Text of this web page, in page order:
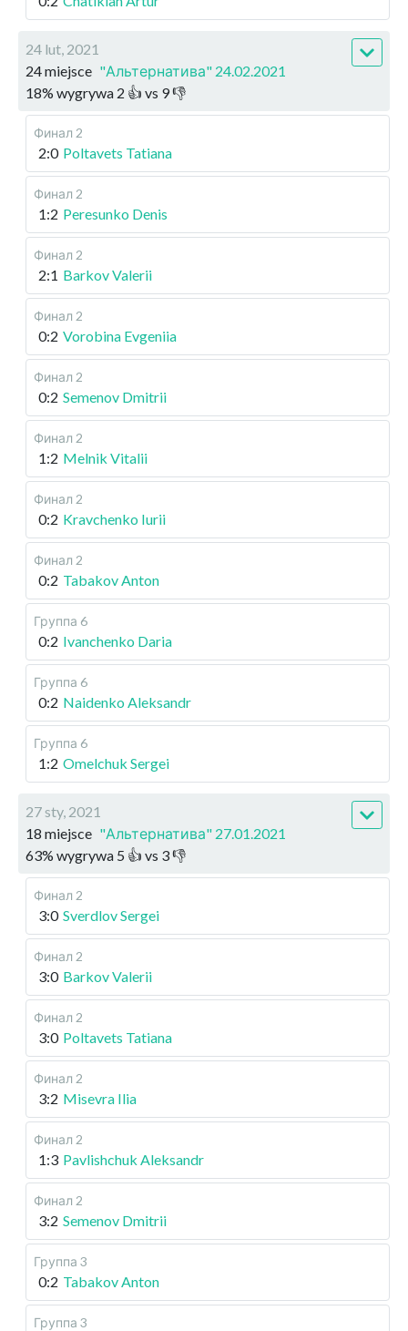
24 lut, 2021
24 miejsce "Альтернатива" 24.02.2021
18% wygrywa 2 👍 vs 9👎
Финал 2
2:0 Poltavets Tatiana
Финал 2
1:2 Peresunko Denis
Финал 2
2:1 Barkov Valerii
Финал 2
0:2 Vorobina Evgeniia
Финал 2
0:2 Semenov Dmitrii
Финал 2
1:2 Melnik Vitalii
Финал 2
0:2 Kravchenko Iurii
Финал 2
0:2 Tabakov Anton
Группа 6
0:2 Ivanchenko Daria
Группа 6
0:2 Naidenko Aleksandr
Группа 6
1:2 Omelchuk Sergei
27 sty, 2021
18 miejsce "Альтернатива" 27.01.2021
63% wygrywa 5 👍 vs 3👎
Финал 2
3:0 Sverdlov Sergei
Финал 2
3:0 Barkov Valerii
Финал 2
3:0 Poltavets Tatiana
Финал 2
3:2 Misevra Ilia
Финал 2
1:3 Pavlishchuk Aleksandr
Финал 2
3:2 Semenov Dmitrii
Группа 3
0:2 Tabakov Anton
Группа 3